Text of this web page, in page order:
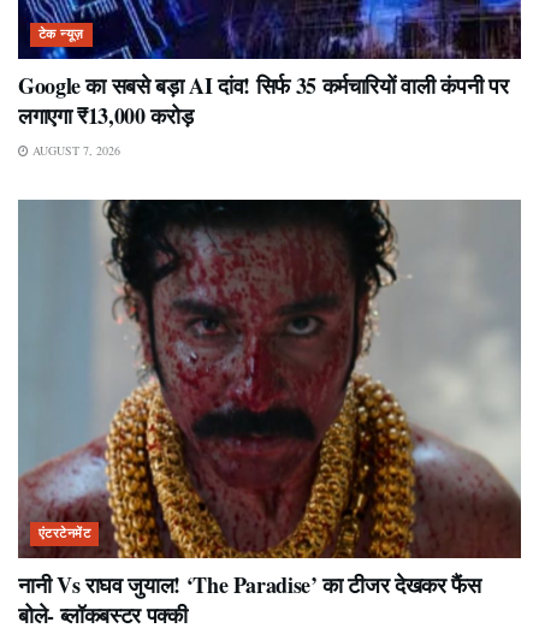
टेक न्यूज़
Google का सबसे बड़ा AI दांव! सिर्फ 35 कर्मचारियों वाली कंपनी पर
लगाएगा ₹13,000 करोड़
AUGUST 7, 2026
एंटरटेनमेंट
नानी Vs राघव जुयाल! ‘The Paradise’ का टीजर देखकर फैंस
बोले- ब्लॉकबस्टर पक्की